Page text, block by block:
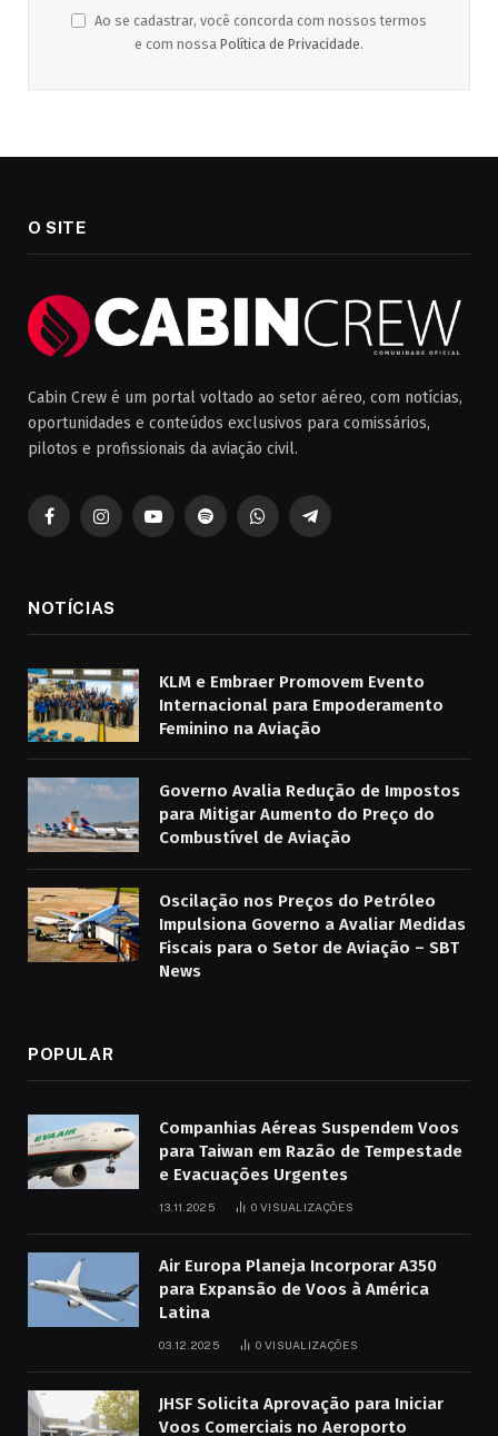
Ao se cadastrar, você concorda com nossos termos
e com nossa Política de Privacidade.
O SITE
Cabin Crew é um portal voltado ao setor aéreo, com notícias,
oportunidades e conteúdos exclusivos para comissários,
pilotos e profissionais da aviação civil.
FacebookInstagramYouTubeSpotifyWhatsAppTelegrama
NOTÍCIAS
KLM e Embraer Promovem Evento
Internacional para Empoderamento
Feminino na Aviação
Governo Avalia Redução de Impostos
para Mitigar Aumento do Preço do
Combustível de Aviação
Oscilação nos Preços do Petróleo
Impulsiona Governo a Avaliar Medidas
Fiscais para o Setor de Aviação – SBT
News
POPULAR
Companhias Aéreas Suspendem Voos
para Taiwan em Razão de Tempestade
e Evacuações Urgentes
13.11.2025 0 VISUALIZAÇÕES
Air Europa Planeja Incorporar A350
para Expansão de Voos à América
Latina
03.12.2025 0 VISUALIZAÇÕES
JHSF Solicita Aprovação para Iniciar
Voos Comerciais no Aeroporto